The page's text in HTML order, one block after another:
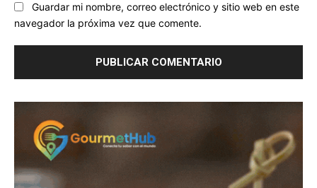
Guardar mi nombre, correo electrónico y sitio web en este
navegador la próxima vez que comente.